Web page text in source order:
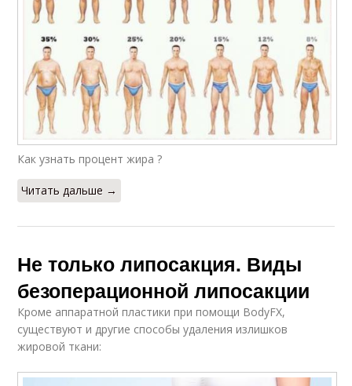
Как узнать процент жира ?
Читать дальше →
Не только липосакция. Виды
безоперационной липосакции
Кроме аппаратной пластики при помощи BodyFХ,
существуют и другие способы удаления излишков
жировой ткани: